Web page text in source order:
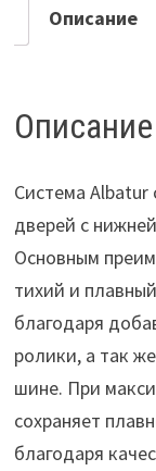
профиль
3
для
систем
Описание
Описание
Система
дверей с
Основным
тихий и
благодаря
ролики, а так
шине. При
сохраняет
благодаря